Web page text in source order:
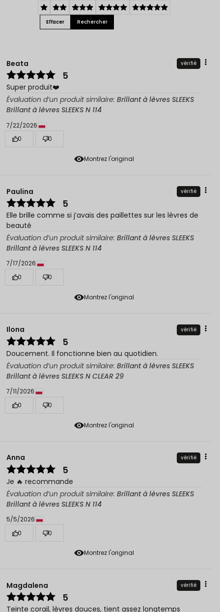
Effacer Rechercher
Montrez l'original
Beata vérifié
5
Super produit❤️
Évaluation d’un produit similaire: Brillant à lèvres SLEEKS
Brillant à lèvres SLEEKS N 114
7/22/2026
0
0
Montrez l'original
Paulina vérifié
5
Elle brille comme si j’avais des paillettes sur les lèvres de
beauté
Évaluation d’un produit similaire: Brillant à lèvres SLEEKS
Brillant à lèvres SLEEKS N 114
7/17/2026
0
0
Montrez l'original
Ilona vérifié
5
Doucement. Il fonctionne bien au quotidien.
Évaluation d’un produit similaire: Brillant à lèvres SLEEKS
Brillant à lèvres SLEEKS N CLEAR 29
7/11/2026
0
0
Montrez l'original
Anna vérifié
5
Je 🔥 recommande
Évaluation d’un produit similaire: Brillant à lèvres SLEEKS
Brillant à lèvres SLEEKS N 114
5/5/2026
0
0
Magdalena vérifié
5
Teinte corail, lèvres douces, tient assez longtemps